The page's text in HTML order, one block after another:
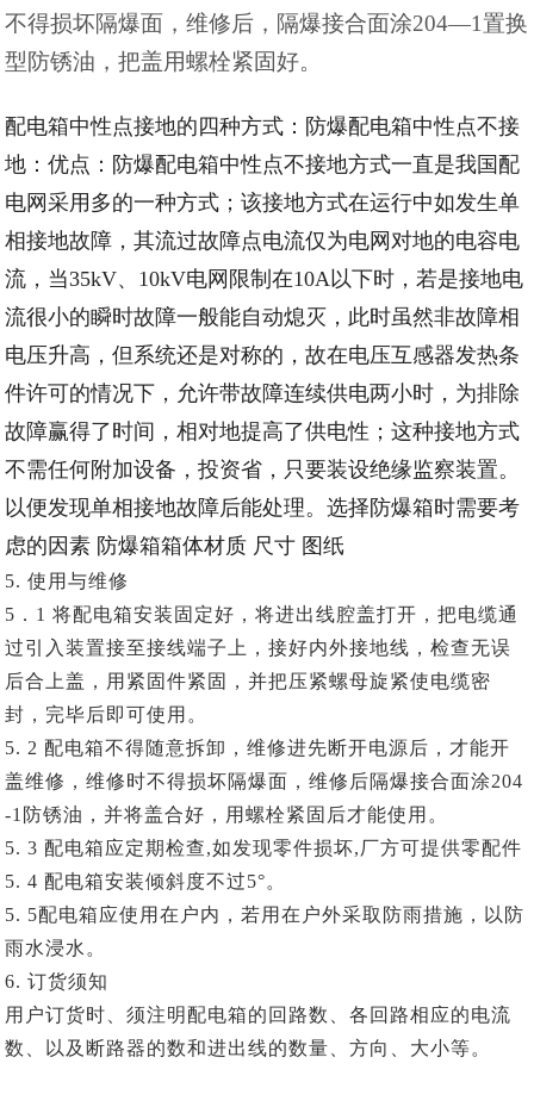
不得损坏隔爆面，维修后，隔爆接合面涂204—1置换
型防锈油，把盖用螺栓紧固好。
配电箱中性点接地的四种方式：防爆配电箱中性点不接
地：优点：防爆配电箱中性点不接地方式一直是我国配
电网采用多的一种方式；该接地方式在运行中如发生单
相接地故障，其流过故障点电流仅为电网对地的电容电
流，当35kV、10kV电网限制在10A以下时，若是接地电
流很小的瞬时故障一般能自动熄灭，此时虽然非故障相
电压升高，但系统还是对称的，故在电压互感器发热条
件许可的情况下，允许带故障连续供电两小时，为排除
故障赢得了时间，相对地提高了供电性；这种接地方式
不需任何附加设备，投资省，只要装设绝缘监察装置。
以便发现单相接地故障后能处理。选择防爆箱时需要考
虑的因素 防爆箱箱体材质 尺寸 图纸
5. 使用与维修
5．1 将配电箱安装固定好，将进出线腔盖打开，把电缆通
过引入装置接至接线端子上，接好内外接地线，检查无误
后合上盖，用紧固件紧固，并把压紧螺母旋紧使电缆密
封，完毕后即可使用。
5. 2 配电箱不得随意拆卸，维修进先断开电源后，才能开
盖维修，维修时不得损坏隔爆面，维修后隔爆接合面涂204
-1防锈油，并将盖合好，用螺栓紧固后才能使用。
5. 3 配电箱应定期检查,如发现零件损坏,厂方可提供零配件
5. 4 配电箱安装倾斜度不过5°。
5. 5配电箱应使用在户内，若用在户外采取防雨措施，以防
雨水浸水。
6. 订货须知
用户订货时、须注明配电箱的回路数、各回路相应的电流
数、以及断路器的数和进出线的数量、方向、大小等。